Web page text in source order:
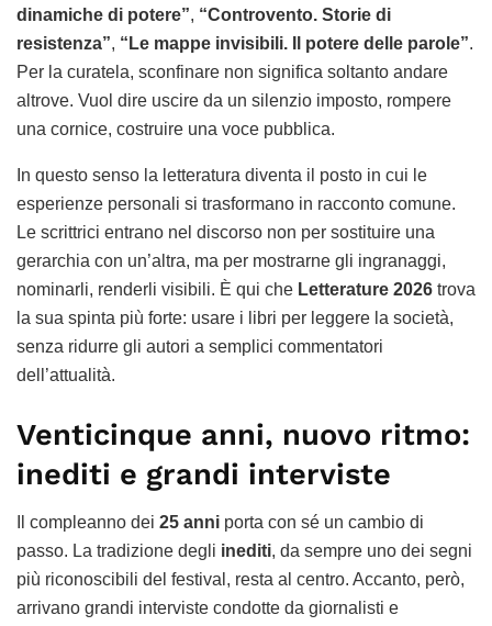
dinamiche di potere”, “Controvento. Storie di
resistenza”, “Le mappe invisibili. Il potere delle parole”.
Per la curatela, sconfinare non significa soltanto andare
altrove. Vuol dire uscire da un silenzio imposto, rompere
una cornice, costruire una voce pubblica.
In questo senso la letteratura diventa il posto in cui le
esperienze personali si trasformano in racconto comune.
Le scrittrici entrano nel discorso non per sostituire una
gerarchia con un’altra, ma per mostrarne gli ingranaggi,
nominarli, renderli visibili. È qui che Letterature 2026 trova
la sua spinta più forte: usare i libri per leggere la società,
senza ridurre gli autori a semplici commentatori
dell’attualità.
Venticinque anni, nuovo ritmo:
inediti e grandi interviste
Il compleanno dei 25 anni porta con sé un cambio di
passo. La tradizione degli inediti, da sempre uno dei segni
più riconoscibili del festival, resta al centro. Accanto, però,
arrivano grandi interviste condotte da giornalisti e